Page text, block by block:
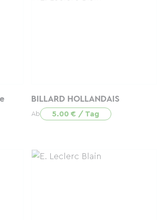
BILLARD HOLLANDAIS
Ab 5.00 € / Tag